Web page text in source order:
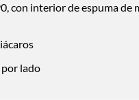
con interior de espuma
lado